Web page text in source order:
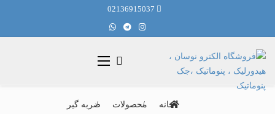
02136915037
خانه محصولات
ضربه گیر